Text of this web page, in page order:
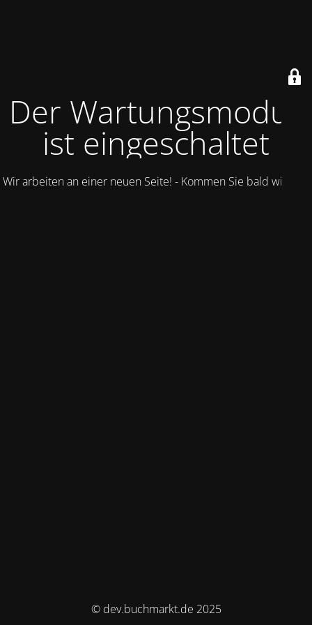
Der Wartungsmodus
ist eingeschaltet
Wir arbeiten an einer neuen Seite! - Kommen Sie bald wieder.
© dev.buchmarkt.de 2025